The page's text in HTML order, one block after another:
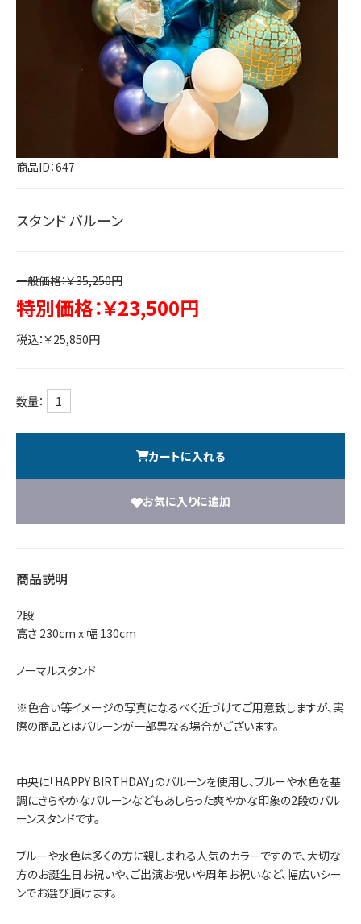
商品ID：647
スタンド バルーン
一般価格：￥35,250円
特別価格：￥23,500円
税込：￥25,850円
数量：
カートに入れる
お気に入りに追加
商品説明
2段
高さ 230cm x 幅 130cm
ノーマルスタンド
※色合い等イメージの写真になるべく近づけてご用意致しますが、実
際の商品とはバルーンが一部異なる場合がございます。
中央に「HAPPY BIRTHDAY」のバルーンを使用し、ブルーや水色を基
調にきらやかなバルーンなどもあしらった爽やかな印象の2段のバル
ーンスタンドです。
ブルーや水色は多くの方に親しまれる人気のカラーですので、大切な
方のお誕生日お祝いや、ご出演お祝いや周年お祝いなど、幅広いシー
ンでお選び頂けます。